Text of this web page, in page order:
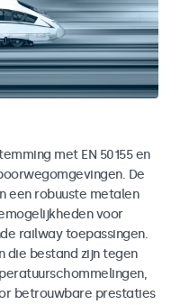
met EN 50155 en
De
een robuuste metalen
voor
railway toepassingen.
die bestand zijn tegen
betrouwbare prestaties